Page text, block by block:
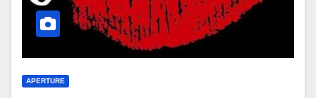
APERTURE